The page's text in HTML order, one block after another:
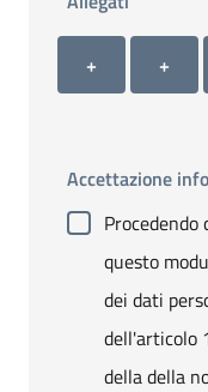
Allegato 1
+
Allegato 2
+
Accettazione
questo
dei dati
dell'articolo
della della